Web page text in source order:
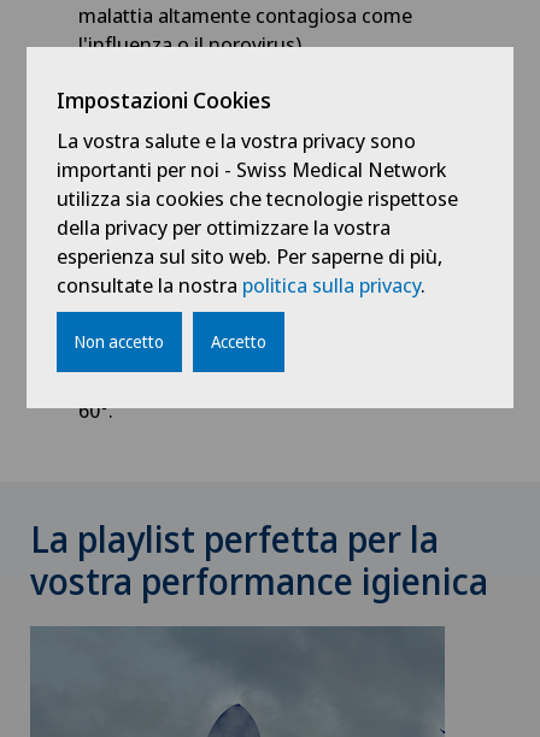
malattia altamente contagiosa come
l'influenza o il norovirus).
Altri consigli per l'igiene delle mani
Prendetevicura della vostra pelleperché, se
irritata o danneggiata, può diventare un
terreno fertile per i microbi.
Tagliate leunghiecorte e spazzolatele
regolarmente per evitare che lo sporco si
Cambiate gli
asciugamani
seconda dell'uso e della sporcizia, e lavateli a
60°.
La playlist perfetta per la
vostra performance igienica
Impostazioni Cookies
La vostra salute e la vostra privacy sono
importanti per noi - Swiss Medical Network
utilizza sia cookies che tecnologie rispettose
della privacy per ottimizzare la vostra
esperienza sul sito web. Per saperne di più,
consultate la nostra politica sulla privacy.
Non accetto Accetto